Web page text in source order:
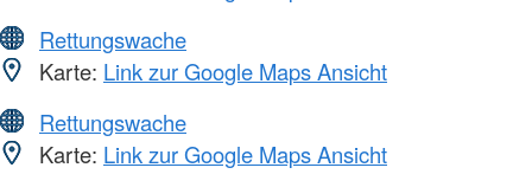
Rettungswache
Karte: Link zur Google Maps Ansicht
Rettungswache
Karte: Link zur Google Maps Ansicht